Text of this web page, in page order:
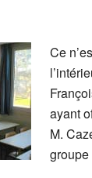
Ce
ayant
M.